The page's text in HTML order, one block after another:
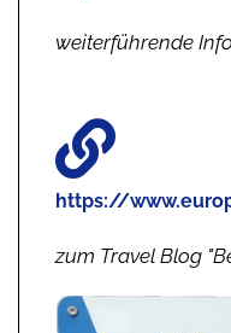
weiterführende
https://
zum Travel Blog